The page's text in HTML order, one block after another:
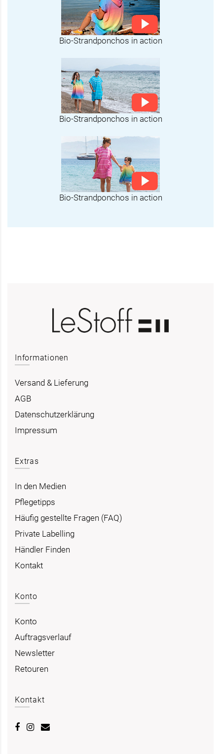
Bio-Strandponchos in action
Bio-Strandponchos in action
Bio-Strandponchos in action
Informationen
Versand & Lieferung
AGB
Datenschutzerklärung
Impressum
Extras
In den Medien
Pflegetipps
Häufig gestellte Fragen (FAQ)
Private Labelling
Händler Finden
Kontakt
Konto
Konto
Auftragsverlauf
Newsletter
Retouren
Kontakt